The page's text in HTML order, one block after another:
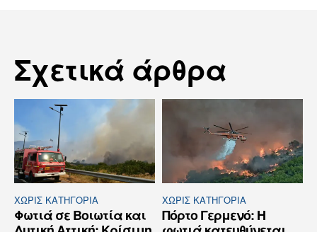
Σχετικά άρθρα
ΧΩΡΊΣ ΚΑΤΗΓΟΡΊΑ
Φωτιά σε Βοιωτία και
ΧΩΡΊΣ ΚΑΤΗΓΟΡΊΑ
Πόρτο Γερμενό: Η